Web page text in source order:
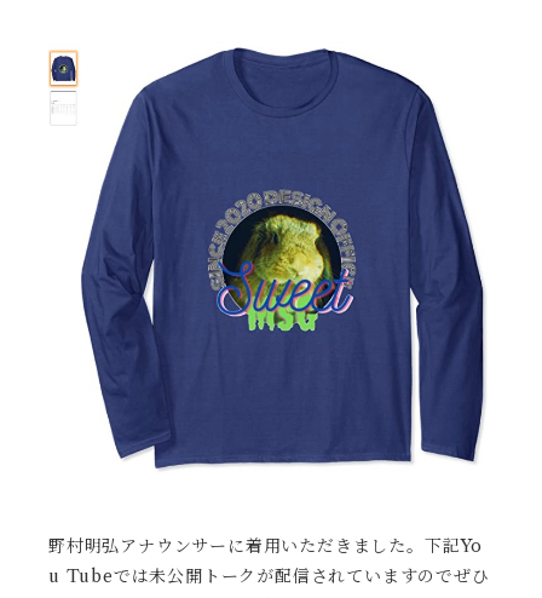
野村明弘アナウンサーに着用いただきました。下記Yo
u Tubeでは未公開トークが配信されていますのでぜひ